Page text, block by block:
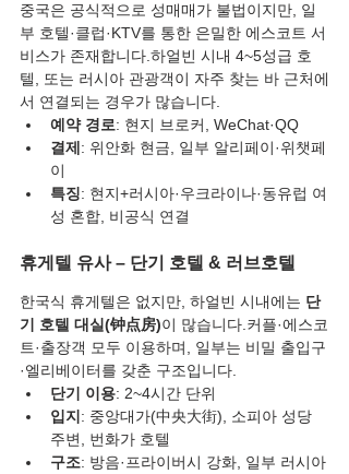
중국은 공식적으로 성매매가 불법이지만, 일
부 호텔·클럽·KTV를 통한 은밀한 에스코트 서
비스가 존재합니다.하얼빈 시내 4~5성급 호
텔, 또는 러시아 관광객이 자주 찾는 바 근처에
서 연결되는 경우가 많습니다.
예약 경로: 현지 브로커, WeChat·QQ
결제 : 위안화 현금, 일부 알리페이·위챗페
이
특징: 현지+러시아·우크라이나·동유럽 여
성 혼합, 비공식 연결
휴게텔 유사 – 단기 호텔 & 러브호텔
한국식 휴게텔은 없지만, 하얼빈 시내에는 단
기 호텔 대실(钟点房)이 많습니다.커플·에스코
트·출장객 모두 이용하며, 일부는 비밀 출입구
·엘리베이터를 갖춘 구조입니다.
단기 이용: 2~4시간 단위
입지 : 중앙대가(中央大街), 소피아 성당
주변, 번화가 호텔
구조: 방음·프라이버시 강화, 일부 러시아